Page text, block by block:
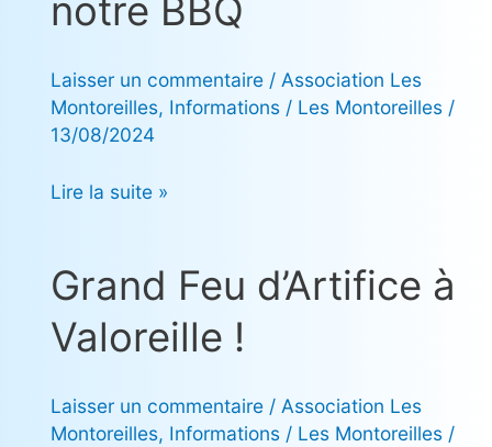
notre BBQ
Laisser un commentaire / Association Les
Montoreilles, Informations/ Les Montoreilles /
13/08/2024
pour
BBQ
Lire la suite »
Grand Feu d’Artifice à
Valoreille !
Laisser un commentaire / Association Les
Montoreilles, Informations/ Les Montoreilles /
Grand
Feu
d’Artifice
Valoreille
!